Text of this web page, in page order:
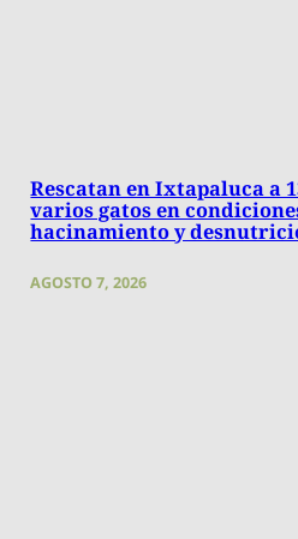
Rescatan en Ixtapaluca a
varios gatos en
hacinamiento y
AGOSTO 7, 2026